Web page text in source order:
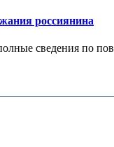
россиянина
сведения по